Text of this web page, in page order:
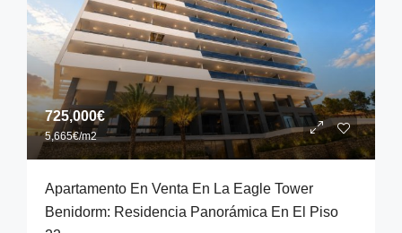
725,000€
5,665€/m2
Apartamento En Venta En La Eagle Tower
Benidorm: Residencia Panorámica En El Piso